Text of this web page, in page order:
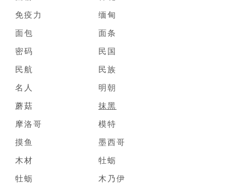
免疫力
缅甸
面包
面条
密码
民国
民航
民族
名人
明朝
蘑菇
抹黑
摩洛哥
模特
摸鱼
墨西哥
木材
牡蛎
牡蛎
木乃伊